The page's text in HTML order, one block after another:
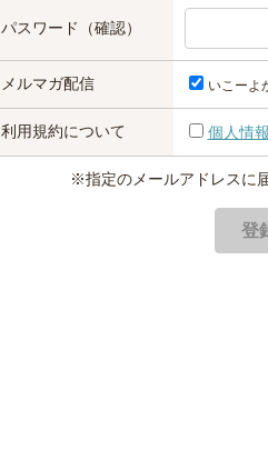
パスワード（確認）
メルマガ配信 いこーよ
利用規約について 個人情
※指定のメールアドレスに